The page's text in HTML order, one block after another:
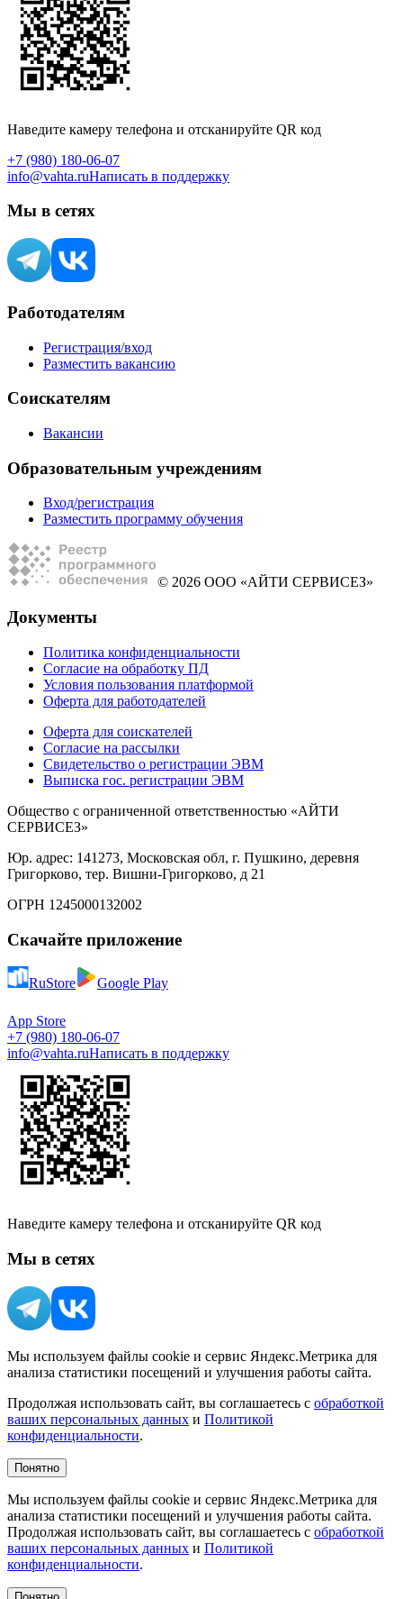
Наведите камеру телефона и отсканируйте QR код
+7 (980) 180-06-07
info@vahta.ruНаписать в поддержку
Мы в сетях
Работодателям
Регистрация/вход
Разместить вакансию
Соискателям
Вакансии
Образовательным учреждениям
Вход/регистрация
Разместить программу обучения
© 2026 ООО «АЙТИ СЕРВИСЕЗ»
Документы
Политика конфиденциальности
Согласие на обработку ПД
Условия пользования платформой
Оферта для работодателей
Оферта для соискателей
Согласие на рассылки
Свидетельство о регистрации ЭВМ
Выписка гос. регистрации ЭВМ
Общество с ограниченной ответственностью «АЙТИ
СЕРВИСЕЗ»
Юр. адрес: 141273, Московская обл, г. Пушкино, деревня
Григорково, тер. Вишни-Григорково, д 21
ОГРН 1245000132002
Скачайте приложение
RuStore Google Play
App Store
+7 (980) 180-06-07
info@vahta.ruНаписать в поддержку
Наведите камеру телефона и отсканируйте QR код
Мы в сетях
Мы используем файлы cookie и сервис Яндекс.Метрика для
анализа статистики посещений и улучшения работы сайта.
Продолжая использовать сайт, вы соглашаетесь с обработкой
ваших персональных данных и Политикой
конфиденциальности.
Понятно
Мы используем файлы cookie и сервис Яндекс.Метрика для
анализа статистики посещений и улучшения работы сайта.
Продолжая использовать сайт, вы соглашаетесь с обработкой
ваших персональных данных и Политикой
конфиденциальности.